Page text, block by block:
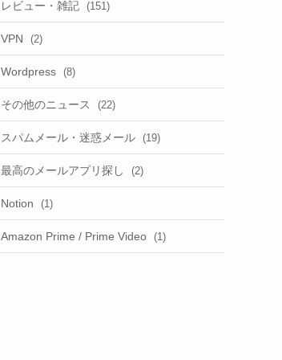
レビュー・雑記 (151)
VPN (2)
Wordpress (8)
その他のニュース (22)
スパムメール・迷惑メール (19)
最高のメールアプリ探し (2)
Notion (1)
Amazon Prime / Prime Video (1)